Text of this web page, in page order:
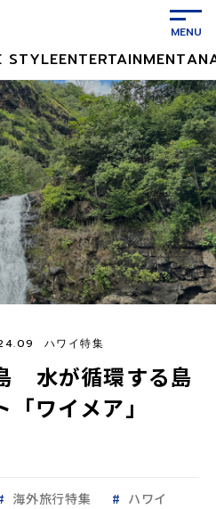
STYLEENTERTAINMENT
水が循環する島
ワイメア」
ハワイ特集
海外旅行特集 ハワイ